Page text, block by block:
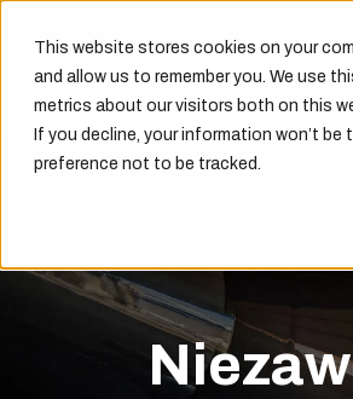
This website stores cookies on your
and allow us to remember you. We use
metrics about our visitors both on this
If you decline, your information won’t
preference not to be tracked.